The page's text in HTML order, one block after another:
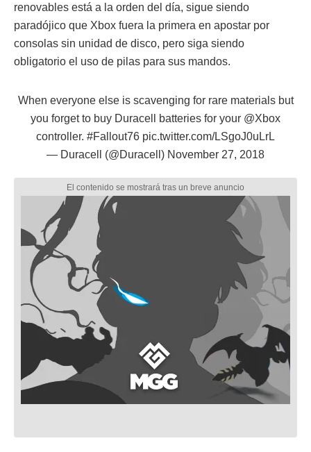
renovables está a la orden del día, sigue siendo
paradójico que Xbox fuera la primera en apostar por
consolas sin unidad de disco, pero siga siendo
obligatorio el uso de pilas para sus mandos.
When everyone else is scavenging for rare materials but
you forget to buy Duracell batteries for your @Xbox
controller. #Fallout76 pic.twitter.com/LSgoJ0uLrL
— Duracell (@Duracell) November 27, 2018